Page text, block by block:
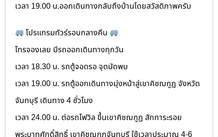
เวลา 19.00 น.ออกเดินทางกลับถึงบ้านโดยสวัสดิภาพครับ
โปรแกรมทัวร์รอบกลางคืน
โทรจองเลย มีรถออกเดินทางทุกวัน
เวลา 18.30 น. รถตู้จอดรอ จุดนัดพบ
เวลา 19.00 น. รถตู้ออกเดินทางมุ่งหน้าสู่เขาคิชฌกูฏ จังหวัด
จันทบุรี เดินทาง 4 ชั่วโมง
เวลา 24.00 น. ต่อรถโฟวิล ขึ้นเขาคิชฌกูฏ สักการะรอย